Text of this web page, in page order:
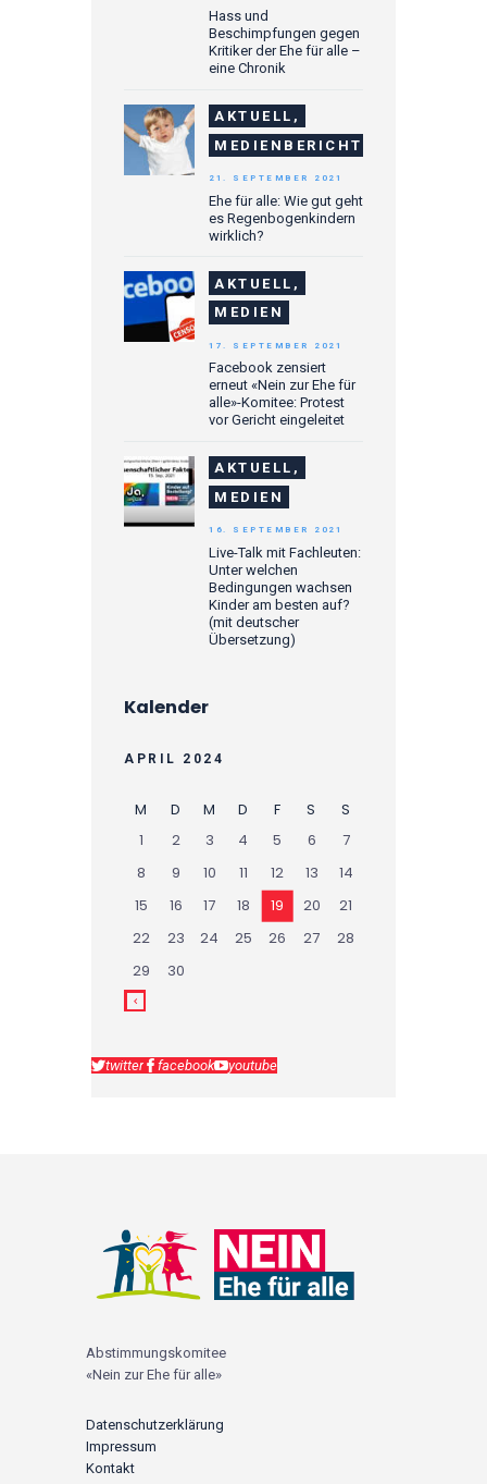
Hass und
Beschimpfungen gegen
Kritiker der Ehe für alle –
eine Chronik
AKTUELL,
MEDIENBERICHTE
Ehe für alle: Wie gut geht
es Regenbogenkindern
wirklich?
21. SEPTEMBER 2021
AKTUELL,
MEDIEN
Facebook zensiert
erneut «Nein zur Ehe für
alle»-Komitee: Protest
vor Gericht eingeleitet
17. SEPTEMBER 2021
AKTUELL,
MEDIEN
Live-Talk mit Fachleuten:
Unter welchen
Bedingungen wachsen
Kinder am besten auf?
(mit deutscher
Übersetzung)
16. SEPTEMBER 2021
Kalender
APRIL 2024
M D M D F S
S
1
2 3 4 5 6
7
8
9 10 11 12 13
14
15
16 17 18 19 20
21
22
23 24 25 26 27
28
29
30
twitter facebook youtube
Abstimmungskomitee
«Nein zur Ehe für alle»
Datenschutzerklärung
Impressum
Kontakt